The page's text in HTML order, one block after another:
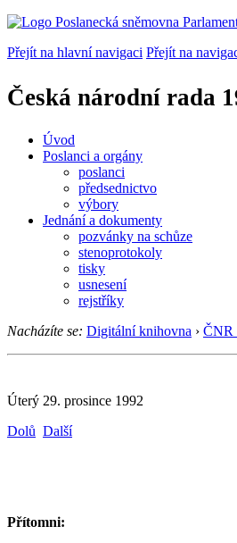
Přejít na hlavní navigaci Přejít na
Česká národní rada
Úvod
Poslanci a orgány
poslanci
předsednictvo
výbory
Jednání a dokumenty
pozvánky na schůze
stenoprotokoly
tisky
usnesení
rejstříky
Nacházíte se: Digitální knihovna › ČNR
Úterý 29. prosince 1992
Dolů Další
Přítomni: